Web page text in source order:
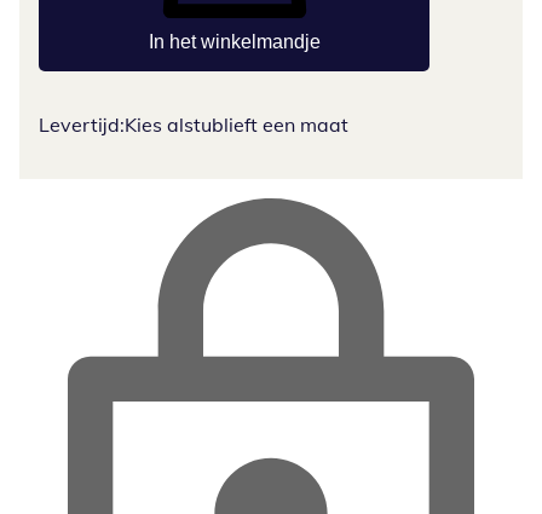
In het winkelmandje
Levertijd:Kies alstublieft een maat